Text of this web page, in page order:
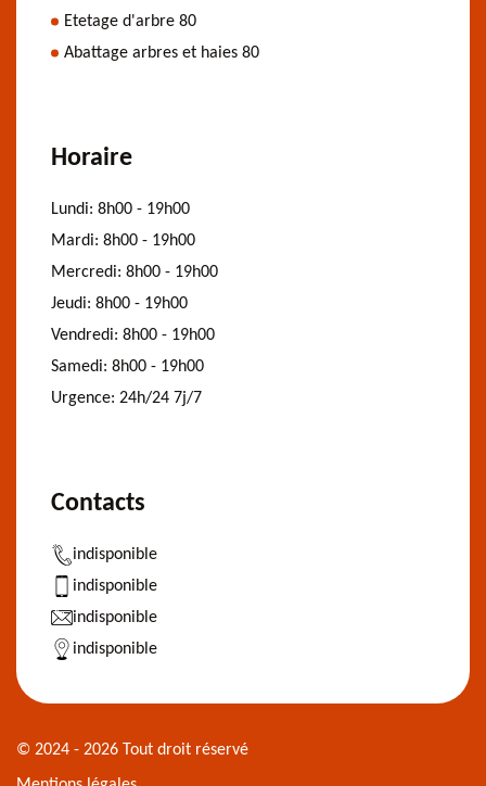
Etetage d'arbre 80
Abattage arbres et haies 80
Horaire
Lundi: 8h00 - 19h00
Mardi: 8h00 - 19h00
Mercredi: 8h00 - 19h00
Jeudi: 8h00 - 19h00
Vendredi: 8h00 - 19h00
Samedi: 8h00 - 19h00
Urgence: 24h/24 7j/7
Contacts
indisponible
indisponible
indisponible
indisponible
© 2024 - 2026 Tout droit réservé